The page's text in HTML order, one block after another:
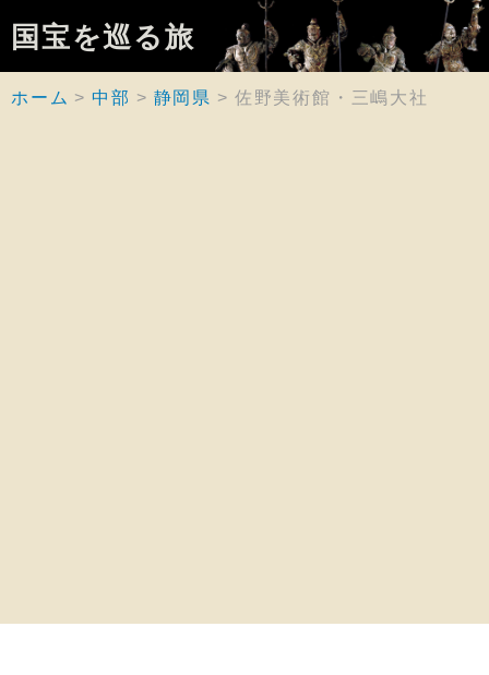
国宝を巡る旅
ホーム 中部 静岡県 佐野美術館・三嶋大社